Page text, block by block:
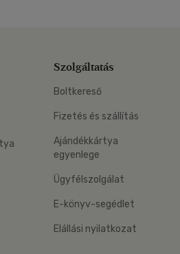
Szolgáltatás
Boltkereső
Fizetés és szállítás
Ajándékkártya
egyenlege
Ügyfélszolgálat
E-könyv-segédlet
Elállási nyilatkozat